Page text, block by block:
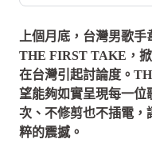
上個月底，台灣男歌
THE FIRST TAKE，
在台灣引起討論度。
望能夠如實呈現每一位
次、不修剪也不插電，
粹的震撼。